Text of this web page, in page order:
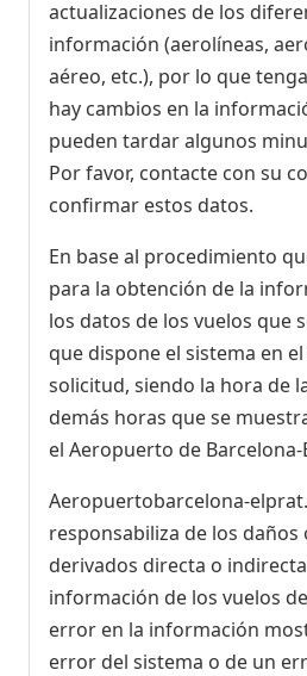
actualizaciones de los
información (aerolíneas,
aéreo, etc.), por lo que
hay cambios en la
pueden tardar algunos
Por favor, contacte con su
confirmar estos datos.
En base al procedimiento
para la obtención de la
los datos de los vuelos que
que dispone el sistema en
solicitud, siendo la hora de
demás horas que se
el Aeropuerto de Barcelona-
Aeropuertobarcelona-
responsabiliza de los daños
derivados directa o
información de los vuelos
error en la información
error del sistema o de un